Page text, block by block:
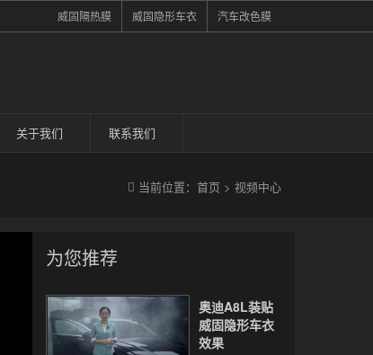
威固隔热膜 威固隐形车衣 汽车改色膜
关于我们 联系我们
当前位置： 首页 > 视频中心
为您推荐
奥迪A8L装贴
威固隐形车衣
效果